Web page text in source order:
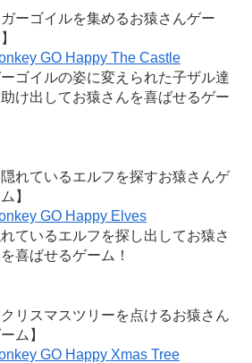
ガーゴイルを集めるお猿さんゲー
GO Happy The Castle
ーゴイルの姿に変えられた子ザル達
助け出してお猿さんを喜ばせるゲー
隠れているエルフを探すお猿さんゲ
】
GO Happy Elves
ているエルフを探し出してお猿さ
喜ばせるゲーム！
クリスマスツリーを点けるお猿さん
ム】
GO Happy Xmas Tree